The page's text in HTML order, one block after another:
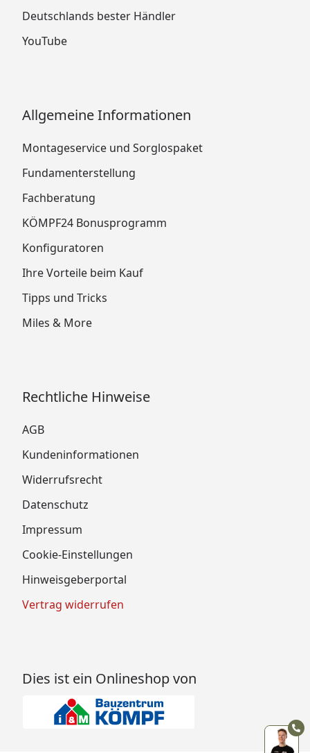
Deutschlands bester Händler
YouTube
Allgemeine Informationen
Montageservice und Sorglospaket
Fundamenterstellung
Fachberatung
KÖMPF24 Bonusprogramm
Konfiguratoren
Ihre Vorteile beim Kauf
Tipps und Tricks
Miles & More
Rechtliche Hinweise
AGB
Kundeninformationen
Widerrufsrecht
Datenschutz
Impressum
Cookie-Einstellungen
Hinweisgeberportal
Vertrag widerrufen
Dies ist ein Onlineshop von